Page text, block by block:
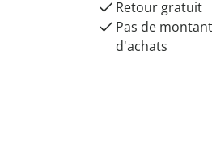
Retour gratuit
Pas de
d'achats